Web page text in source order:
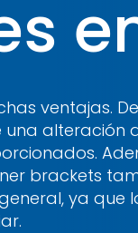
ventajas.
alteración
brackets
ya que